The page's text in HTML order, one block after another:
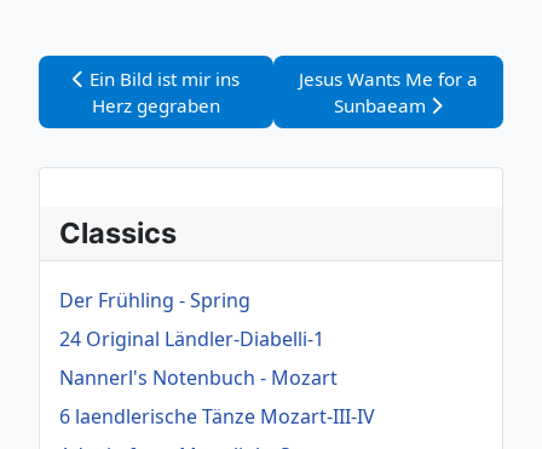
Vorheriger Beitrag: Ein Bild ist mir ins Herz gegraben
Ein Bild ist mir ins
Herz gegraben
Nächster Beitrag: Jesus
Jesus Wants Me for a
Sunbaeam
Classics
Der Frühling - Spring
24 Original Ländler-Diabelli-1
Nannerl's Notenbuch - Mozart
6 laendlerische Tänze Mozart-III-IV